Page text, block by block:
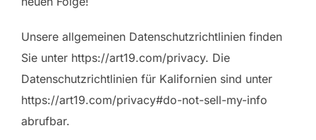
Unsere allgemeinen Datenschutzrichtlinien finden
Sie unter https://art19.com/privacy. Die
Datenschutzrichtlinien für Kalifornien sind unter
https://art19.com/privacy#do-not-sell-my-info
abrufbar.